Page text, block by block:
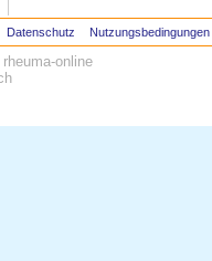
Datenschutz Nutzungsbedingungen
rheuma-online